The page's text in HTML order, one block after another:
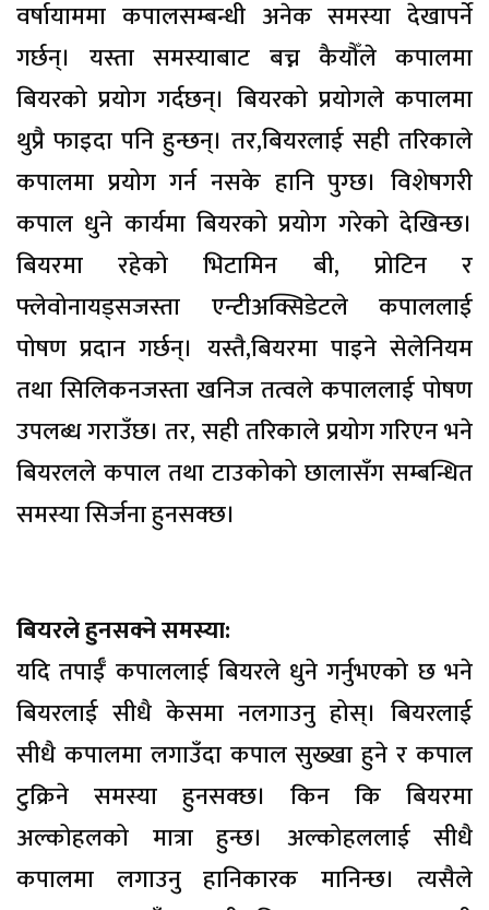
वर्षायाममा कपालसम्बन्धी अनेक समस्या देखापर्ने
गर्छन्। यस्ता समस्याबाट बच्न कैयौँले कपालमा
बियरको प्रयोग गर्दछन्। बियरको प्रयोगले कपालमा
थुप्रै फाइदा पनि हुन्छन्। तर,बियरलाई सही तरिकाले
कपालमा प्रयोग गर्न नसके हानि पुग्छ। विशेषगरी
कपाल धुने कार्यमा बियरको प्रयोग गरेको देखिन्छ।
बियरमा रहेको भिटामिन बी, प्रोटिन र
फ्लेवोनायड्सजस्ता एन्टीअक्सिडेटले कपाललाई
पोषण प्रदान गर्छन्। यस्तै,बियरमा पाइने सेलेनियम
तथा सिलिकनजस्ता खनिज तत्वले कपाललाई पोषण
उपलब्ध गराउँछ। तर, सही तरिकाले प्रयोग गरिएन भने
बियरलले कपाल तथा टाउकोको छालासँग सम्बन्धित
समस्या सिर्जना हुनसक्छ।
बियरले हुनसक्ने समस्या:
यदि तपाईँ कपाललाई बियरले धुने गर्नुभएको छ भने
बियरलाई सीधै केसमा नलगाउनु होस्। बियरलाई
सीधै कपालमा लगाउँदा कपाल सुख्खा हुने र कपाल
टुक्रिने समस्या हुनसक्छ। किन कि बियरमा
अल्कोहलको मात्रा हुन्छ। अल्कोहललाई सीधै
कपालमा लगाउनु हानिकारक मानिन्छ। त्यसैले